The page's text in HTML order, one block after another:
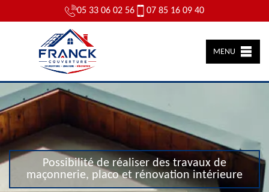
05 33 06 02 56 07 85 16 09 40
MENU
Possibilité de réaliser des travaux de
maçonnerie, placo et rénovation intérieure